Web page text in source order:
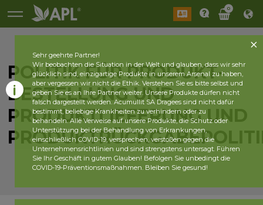
0
POLITIK FÜR PRODUKT-
BESTELLUNG UND
PRODUKTLIEFERUNG UND
Sehr geehrte Partner!
Wir beobachten die Situation in der Welt und glauben, dass wir sehr
glücklich sind, einzigartige Produkte in unserem Arsenal zu haben,
aber vergessen wir nicht die Ethik. Verstehen Sie es bitte selbst und
geben Sie es an Ihre Partner weiter. Unsere Produkte dürfen nicht
falsch dargestellt werden. Acumullit SA Dragees sind nicht dafür
bestimmt, beliebige Krankheiten zu verhindern oder zu
behandeln. Alle Verweise auf unsere Produkte, die Schutz oder
Unterstützung bei der Behandlung von Erkrankungen,
einschließlich COVID-19, versprechen, verstoßen gegen die
Unternehmensrichtlinien und sind strengstens untersagt. Führen
Sie Ihr Geschäft in gutem Glauben! Befolgen Sie unbedingt die
COVID-19-Präventionsmaßnahmen. Bleiben Sie gesund!